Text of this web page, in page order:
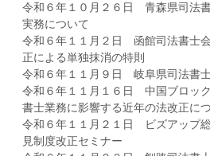
令和６年１０月２６日 青森県司法
実務について
令和６年１１月２日 函館司法書士
正による単独抹消の特則
令和６年１１月９日 岐阜県司法書
令和６年１１月１６日 中国ブロッ
書士業務に影響する近年の法改正に
令和６年１１月２１日 ビズアップ
見制度改正セミナー